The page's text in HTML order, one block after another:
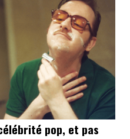
pop, et pas